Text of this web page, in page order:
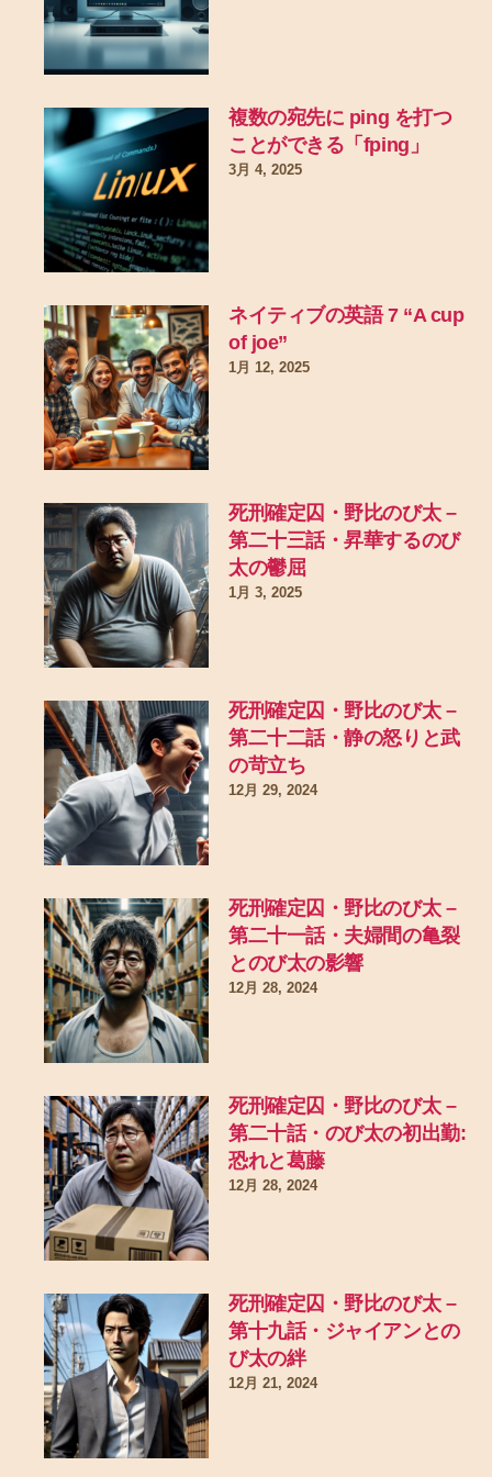
複数の宛先に ping を打つ
ことができる「fping」
3月 4, 2025
ネイティブの英語 7 “A cup
of joe”
1月 12, 2025
死刑確定囚・野比のび太 –
第二十三話・昇華するのび
太の鬱屈
1月 3, 2025
死刑確定囚・野比のび太 –
第二十二話・静の怒りと武
の苛立ち
12月 29, 2024
死刑確定囚・野比のび太 –
第二十一話・夫婦間の亀裂
とのび太の影響
12月 28, 2024
死刑確定囚・野比のび太 –
第二十話・のび太の初出勤:
恐れと葛藤
12月 28, 2024
死刑確定囚・野比のび太 –
第十九話・ジャイアンとの
び太の絆
12月 21, 2024